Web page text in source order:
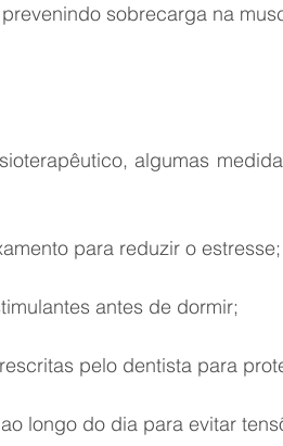
sobrecarga na
algumas
para reduzir o estresse;
antes de dormir;
pelo dentista para
longo do dia para evitar